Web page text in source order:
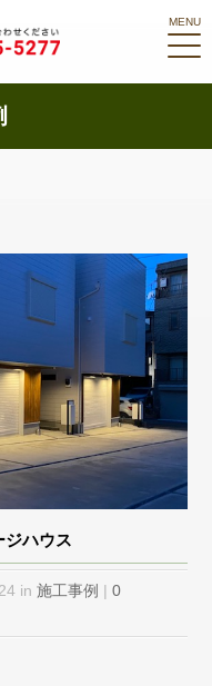
ジハウス
in施工事例 |0